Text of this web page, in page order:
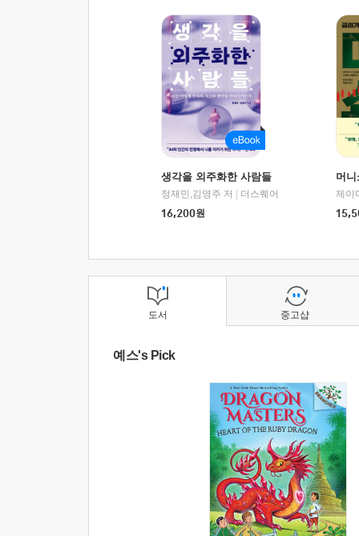
생각을 외주화한 사람들
정재민,김영주 저
더스퀘어
16,200원
머
도서
예스's Pick
중고샵